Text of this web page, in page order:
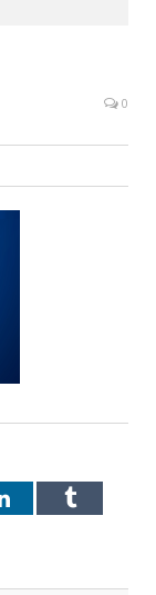
0
LinkedInTumblr